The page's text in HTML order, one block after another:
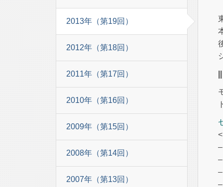
2013年（第19回）
2012年（第18回）
2011年（第17回）
2010年（第16回）
2009年（第15回）
2008年（第14回）
2007年（第13回）